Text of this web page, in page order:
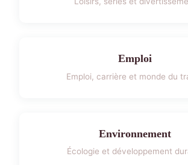
Emploi
Emploi, carrière et monde du
Environnement
Écologie et développement